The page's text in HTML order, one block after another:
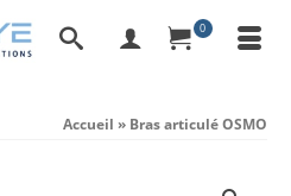
0
Accueil » Bras articulé OSMO